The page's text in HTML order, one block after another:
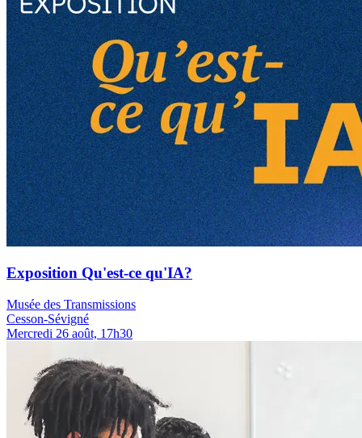
Exposition Qu'est-ce qu'IA?
Musée des Transmissions
Cesson-Sévigné
Mercredi 26 août, 17h30